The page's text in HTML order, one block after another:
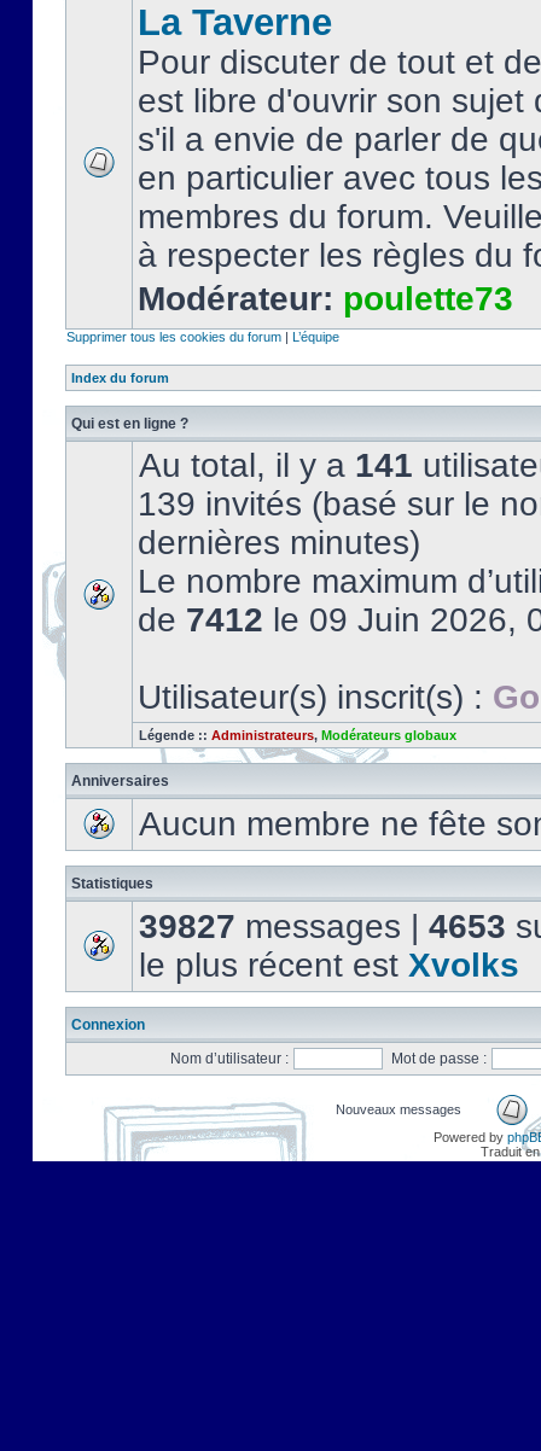
La Taverne
Pour discuter de tout et
est libre d'ouvrir son sujet
s'il a envie de parler de
en particulier avec tous
membres du forum.
à respecter les règles du
Modérateur: poulette73
Supprimer tous les cookies du forum | L’équipe
Index du forum
Qui est en ligne ?
Au total, il y a 141
139 invités (basé sur le
dernières minutes)
Le nombre maximum
de 7412 le 09 Juin 2026,
Utilisateur(s) inscrit(s) :
Légende :: Administrateurs, Modérateurs globaux
Anniversaires
Aucun membre ne fête
Statistiques
39827 messages | 4653
le plus récent est Xvolks
Connexion
Nom d’utilisateur :
Mot de passe :
Nouveaux messages
Powered by
Traduit